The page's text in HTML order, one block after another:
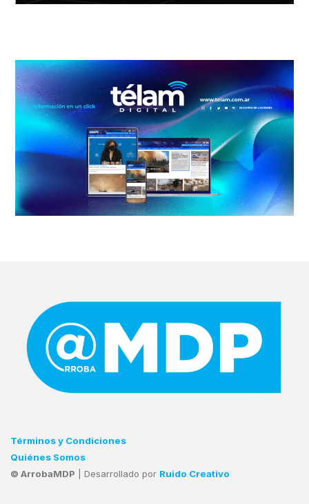
Términos y Condiciones
Quiénes Somos
© ArrobaMDP | Desarrollado por Ruido Creativo